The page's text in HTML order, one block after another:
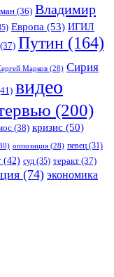
(36) Владимир
Европа (53) ИГИЛ
(37) Путин (164)
Марков (28) Сирия
видео
(200)
(38) кризис (50)
оппозиция (28) певец (31)
(42) суд (35) теракт (37)
(74) экономика